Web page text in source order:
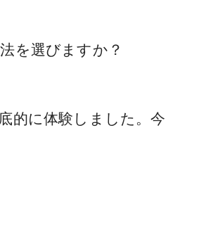
を選びますか？
的に体験しました。今